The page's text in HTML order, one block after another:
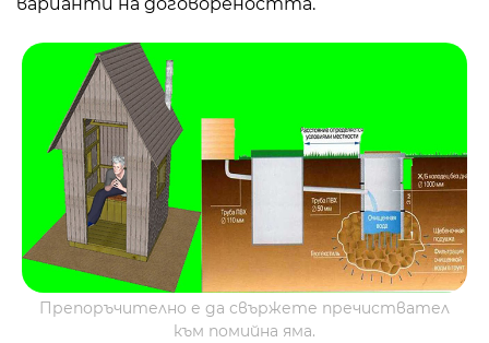
Препоръчително е да свържете пречиствател
към помийна яма.